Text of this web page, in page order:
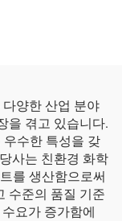
양한 산업 분야
을 겪고 있습니다.
우수한 특성을 갖
사는 친환경 화학
를 생산함으로써
수준의 품질 기준
요가 증가함에